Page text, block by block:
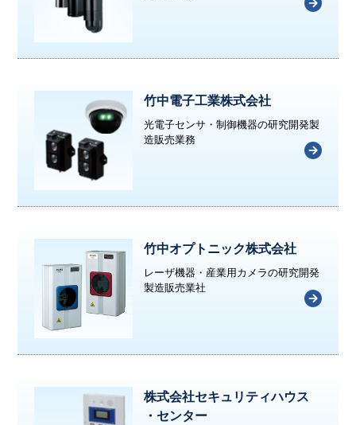
竹中電子工業株式会社
光電子センサ・制御機器の研究開発製
造販売業務
竹中オプトニック株式会社
レーザ機器・産業用カメラの研究開発
製造販売業社
株式会社セキュリティハウス
・センター